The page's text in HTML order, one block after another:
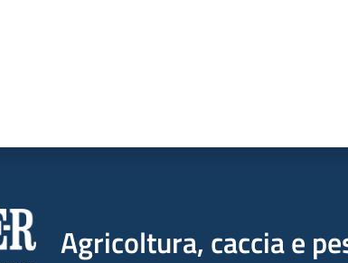
Agricoltura, caccia e